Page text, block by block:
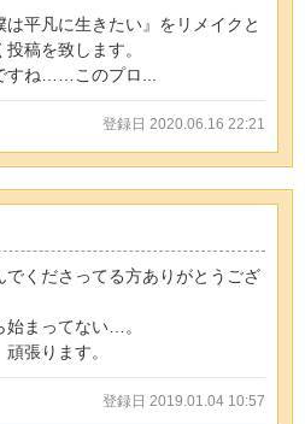
平凡に生きたい』をリメイクと
稿を致します。
すね……このプロ...
登録日 2020.06.16 22:21
でくださってる方ありがとうござ
始まってない…。
張ります。
登録日 2019.01.04 10:57